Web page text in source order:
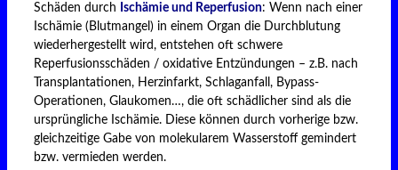
Schäden durch Ischämie und Reperfusion: Wenn nach einer
Ischämie (Blutmangel) in einem Organ die Durchblutung
wiederhergestellt wird, entstehen oft schwere
Reperfusionsschäden / oxidative Entzündungen – z.B. nach
Transplantationen, Herzinfarkt, Schlaganfall, Bypass-
Operationen, Glaukomen…, die oft schädlicher sind als die
ursprüngliche Ischämie. Diese können durch vorherige bzw.
gleichzeitige Gabe von molekularem Wasserstoff gemindert
bzw. vermieden werden.